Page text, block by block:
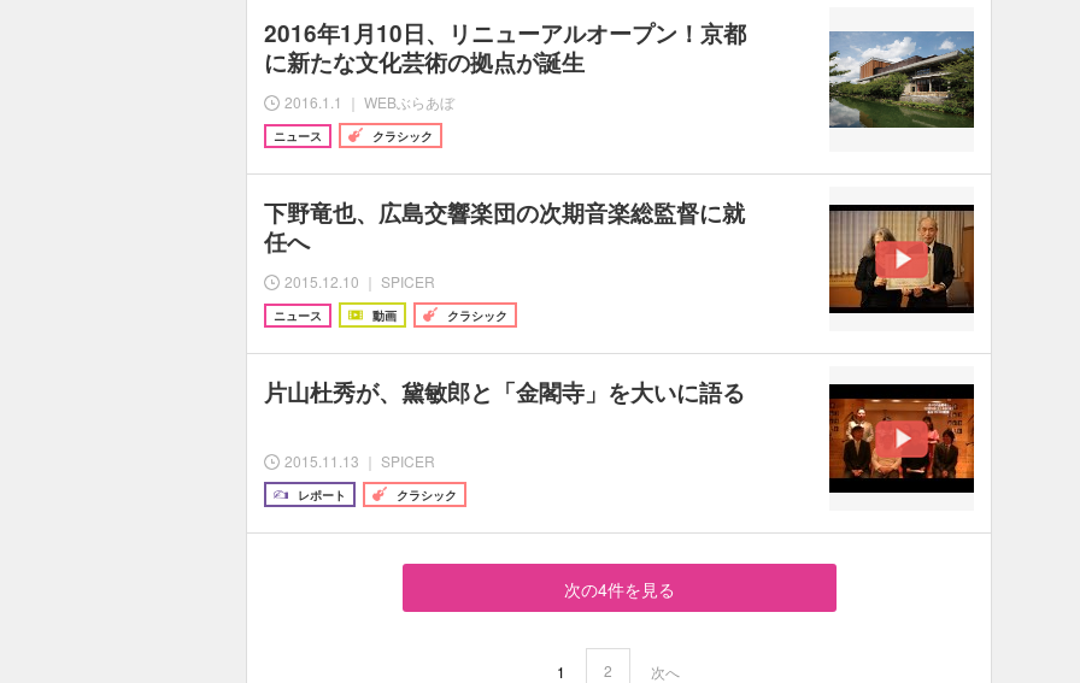
2016年1月10日、リニューアルオープン！京都
に新たな文化芸術の拠点が誕生
2016.1.1 ｜ WEBぶらあぼ
ニュース クラシック
下野竜也、広島交響楽団の次期音楽総監督に就
任へ
2015.12.10 ｜ SPICER
ニュース 動画 クラシック
片山杜秀が、黛敏郎と「金閣寺」を大いに語る
2015.11.13 ｜ SPICER
レポート クラシック
次の4件を見る
1 2 次へ